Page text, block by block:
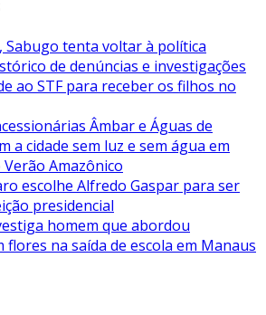
Sabugo tenta voltar à política
de denúncias e investigações
ao STF para receber os filhos no
Âmbar e Águas de
a cidade sem luz e sem água em
Amazônico
escolhe Alfredo Gaspar para ser
presidencial
homem que abordou
flores na saída de escola em Manaus